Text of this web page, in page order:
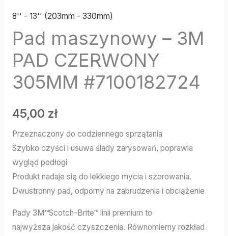
8'' - 13'' (203mm - 330mm)
Pad maszynowy – 3M
PAD CZERWONY
305MM #7100182724
45,00 zł
Przeznaczony do codziennego sprzątania
Szybko czyści i usuwa ślady zarysowań, poprawia
wygląd podłogi
Produkt nadaje się do lekkiego mycia i szorowania.
Dwustronny pad, odporny na zabrudzenia i obciążenie
Pady 3M™Scotch-Brite™ linii premium to
najwyższa jakość czyszczenia. Równomierny rozkład